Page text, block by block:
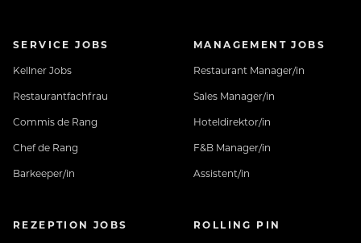
SERVICE JOBS
Kellner Jobs
Restaurantfachfrau
Commis de Rang
Chef de Rang
Barkeeper/in
MANAGEMENT JOBS
Restaurant Manager/in
Sales Manager/in
Hoteldirektor/in
F&B Manager/in
Assistent/in
REZEPTION JOBS
ROLLING PIN